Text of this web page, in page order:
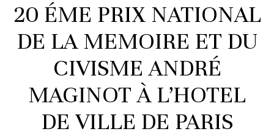
20 ÉME PRIX NATIONAL
DE LA MEMOIRE ET DU
CIVISME ANDRÉ
MAGINOT À L’HOTEL
DE VILLE DE PARIS